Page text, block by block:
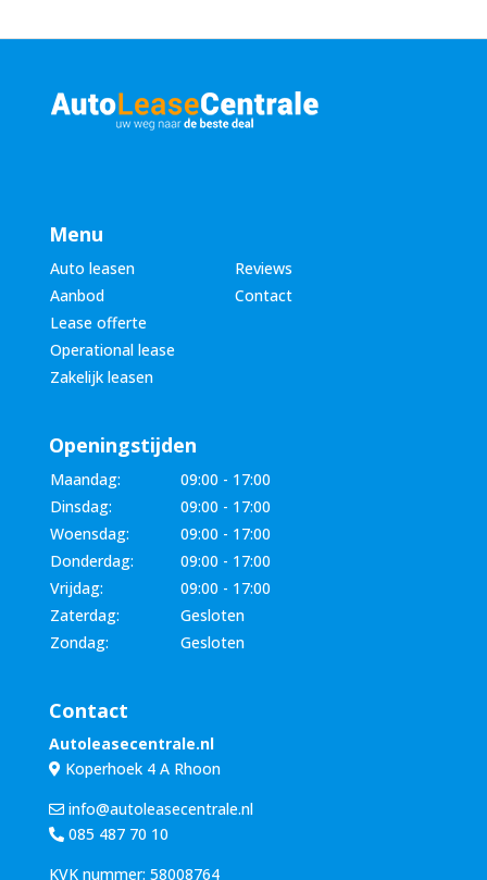
Menu
Auto leasen
Reviews
Aanbod
Contact
Lease offerte
Operational lease
Zakelijk leasen
Openingstijden
Maandag:
09:00 - 17:00
Dinsdag:
09:00 - 17:00
Woensdag:
09:00 - 17:00
Donderdag:
09:00 - 17:00
Vrijdag:
09:00 - 17:00
Zaterdag:
Gesloten
Zondag:
Gesloten
Contact
Autoleasecentrale.nl
Koperhoek 4 A Rhoon
info@autoleasecentrale.nl
085 487 70 10
KVK nummer: 58008764